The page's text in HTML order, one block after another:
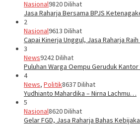
Nasional9820 Dilihat
Jasa Raharja Bersama BPJS
2
Nasional9613 Dilihat
Capai Kinerja Unggul, Jasa Raharja
3
News9242 Dilihat
Puluhan Warga Oempu Geruduk
4
News, Politik8637 Dilihat
Yudhianto Mahardika – Nirna Lachmu…
5
Nasional8620 Dilihat
Gelar FGD, Jasa Raharja Bahas